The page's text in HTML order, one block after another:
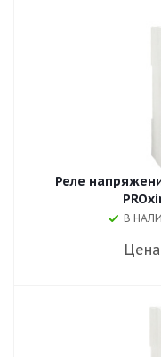
Реле
В